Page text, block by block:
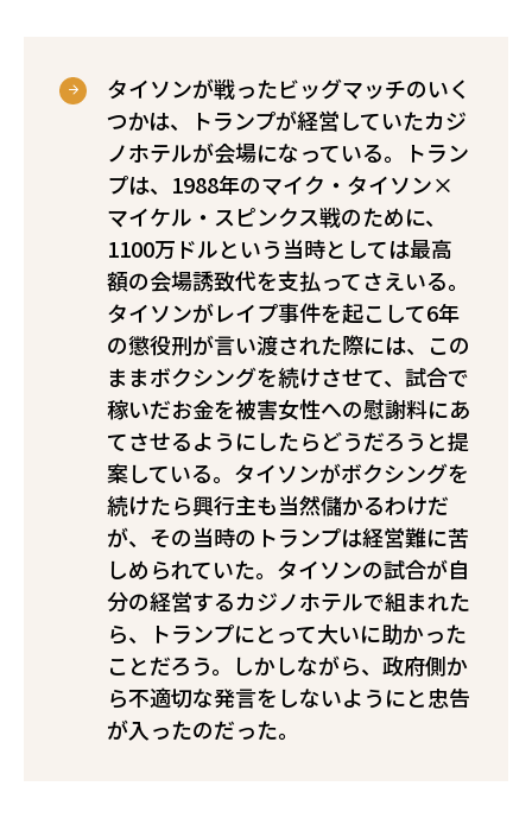
タイソンが戦ったビッグマッチのいく
つかは、トランプが経営していたカジ
ノホテルが会場になっている。トラン
プは、1988年のマイク・タイソン×
マイケル・スピンクス戦のために、
1100万ドルという当時としては最高
額の会場誘致代を支払ってさえいる。
タイソンがレイプ事件を起こして6年
の懲役刑が言い渡された際には、この
ままボクシングを続けさせて、試合で
稼いだお金を被害女性への慰謝料にあ
てさせるようにしたらどうだろうと提
案している。タイソンがボクシングを
続けたら興行主も当然儲かるわけだ
が、その当時のトランプは経営難に苦
しめられていた。タイソンの試合が自
分の経営するカジノホテルで組まれた
ら、トランプにとって大いに助かった
ことだろう。しかしながら、政府側か
ら不適切な発言をしないようにと忠告
が入ったのだった。